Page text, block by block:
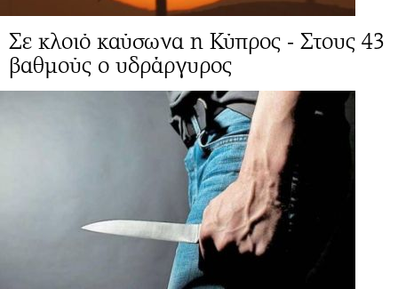
Σε κλοιό καύσωνα η Κύπρος - Στους 43
βαθμούς ο υδράργυρος